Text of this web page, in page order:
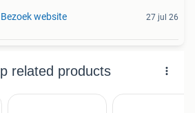
Bezoek website 27 jul 26